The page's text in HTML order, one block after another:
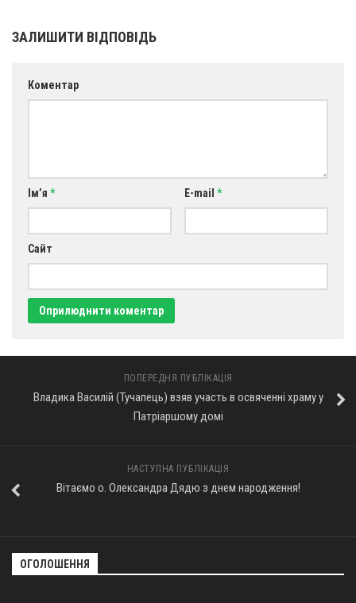
Монастир сестер милосердя Св. Вінкентія. Дім Милосердя
Комісії
Комісія з питань душпастирства охорони здоров’я
Спільноти
Квіти Слобожанщини
Харківщина
Полтавщина
ЗАЛИШИТИ ВІДПОВІДЬ
Коментар
Ім’я * E-mail *
Сайт
ПОПЕРЕДНЯ ПУБЛІКАЦІЯ
Владика Василій (Тучапець) взяв участь в освяченні храму у
Патріаршому домі
НАСТУПНА ПУБЛІКАЦІЯ
Вітаємо о. Олександра Дядю з днем народження!
ОГОЛОШЕННЯ